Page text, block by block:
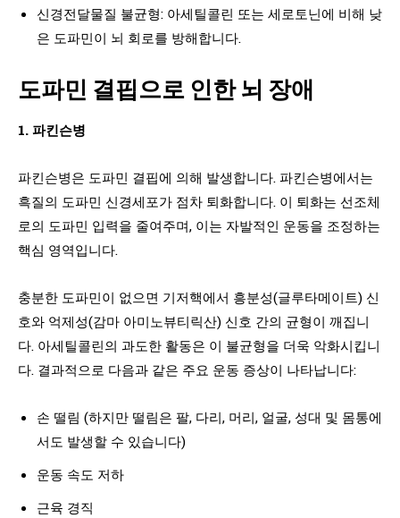
신경전달물질 불균형: 아세틸콜린 또는 세로토닌에 비해 낮
은 도파민이 뇌 회로를 방해합니다.
도파민 결핍으로 인한 뇌 장애
1. 파킨슨병
파킨슨병은 도파민 결핍에 의해 발생합니다. 파킨슨병에서는
흑질의 도파민 신경세포가 점차 퇴화합니다. 이 퇴화는 선조체
로의 도파민 입력을 줄여주며, 이는 자발적인 운동을 조정하는
핵심 영역입니다.
충분한 도파민이 없으면 기저핵에서 흥분성(글루타메이트) 신
호와 억제성(감마 아미노뷰티릭산) 신호 간의 균형이 깨집니
다. 아세틸콜린의 과도한 활동은 이 불균형을 더욱 악화시킵니
다. 결과적으로 다음과 같은 주요 운동 증상이 나타납니다:
손 떨림 (하지만 떨림은 팔, 다리, 머리, 얼굴, 성대 및 몸통에
서도 발생할 수 있습니다)
운동 속도 저하
근육 경직